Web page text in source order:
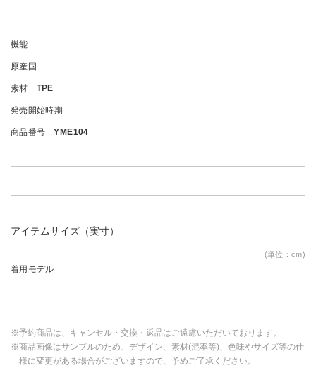
機能
原産国
素材 TPE
発売開始時期
商品番号 YME104
アイテムサイズ（実寸）
(単位：cm)
着用モデル
※予約商品は、キャンセル・交換・返品はご遠慮いただいております。
※商品画像はサンプルのため、デザイン、素材(混率等)、色味やサイズ等の仕
様に変更がある場合がございますので、予めご了承ください。